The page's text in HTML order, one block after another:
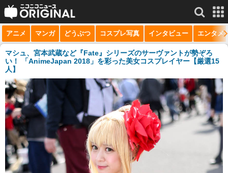
サービス一覧 もっと見る
niconico
生放送
ニュース
チャンネル
マンガ
アニメ マンガ どうぶつ コスプレ写真 インタビュー エンタメ
マシュ、宮本武蔵など『Fate』シリーズのサーヴァントが勢ぞろ
い！ 「AnimeJapan 2018」を彩った美女コスプレイヤー【厳選15
人】